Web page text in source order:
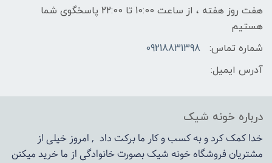
هفت روز هفته ، از ساعت 10:00 تا 22:00 پاسخگوی شما
هستیم
شماره تماس:
09218831398
آدرس ایمیل:
درباره خونه شیک
خدا کمک کرد و به کسب و کار ما برکت داد , امروز خیلی از
مشتریان فروشگاه خونه شیک بصورت خانوادگی از ما خرید میکنن